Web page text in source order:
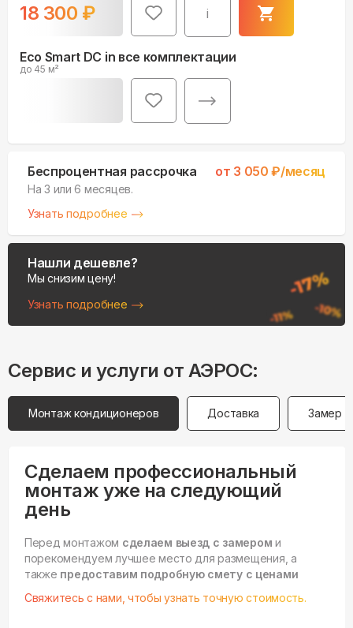
18 300 ₽ i
Eco Smart DC in все комплектации
до 45 м²
Беспроцентная рассрочка от 3 050 ₽/месяц
На 3 или 6 месяцев.
Узнать подробнее
Нашли дешевле?
Мы снизим цену!
Узнать подробнее
Сервис и услуги от АЭРОС:
Монтаж кондиционеров Доставка Замер
Сделаем профессиональный
монтаж уже на следующий
день
Перед монтажом сделаем выезд с замером и
порекомендуем лучшее место для размещения, а
также предоставим подробную смету с ценами
Свяжитесь с нами, чтобы узнать точную стоимость.